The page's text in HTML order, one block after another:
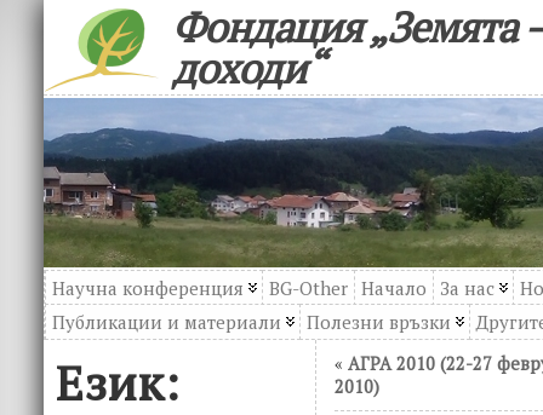
Фондация „Земята
доходи“
Научна конференция BG-Other Начало За нас
Публикации и материали
Полезни връзки
Език: « АГРА 2010 (22-27
2010)